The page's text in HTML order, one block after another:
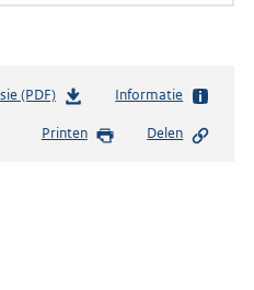
(PDF)b
s
Informatie
Printen Delen